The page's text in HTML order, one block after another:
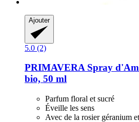
Ajouter
5.0 (2)
PRIMAVERASpray
bio, 50 ml
Parfum floral et sucré
Éveille les sens
Avec de la rosier géranium